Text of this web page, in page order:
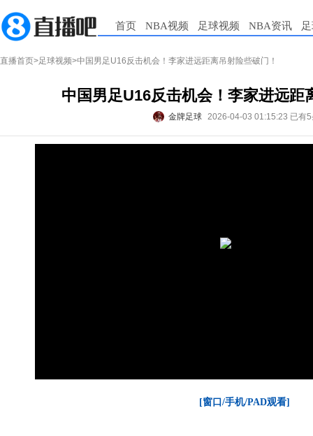
首页 NBA视频 足球视频 NBA资讯
直播首页>足球视频>中国男足U16反击机会！李家进远距离吊射险些破门！
中国男足U16反击机会！李家进远距
金牌足球 2026-04-03 01:15:23 已有
[窗口/手机/PAD观看]